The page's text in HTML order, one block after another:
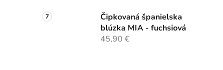
Čipkovaná španielska
blúzka MIA - fuchsiová
45,90 €